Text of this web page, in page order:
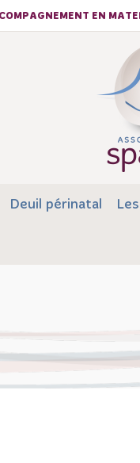
EN
Deuil périnatal